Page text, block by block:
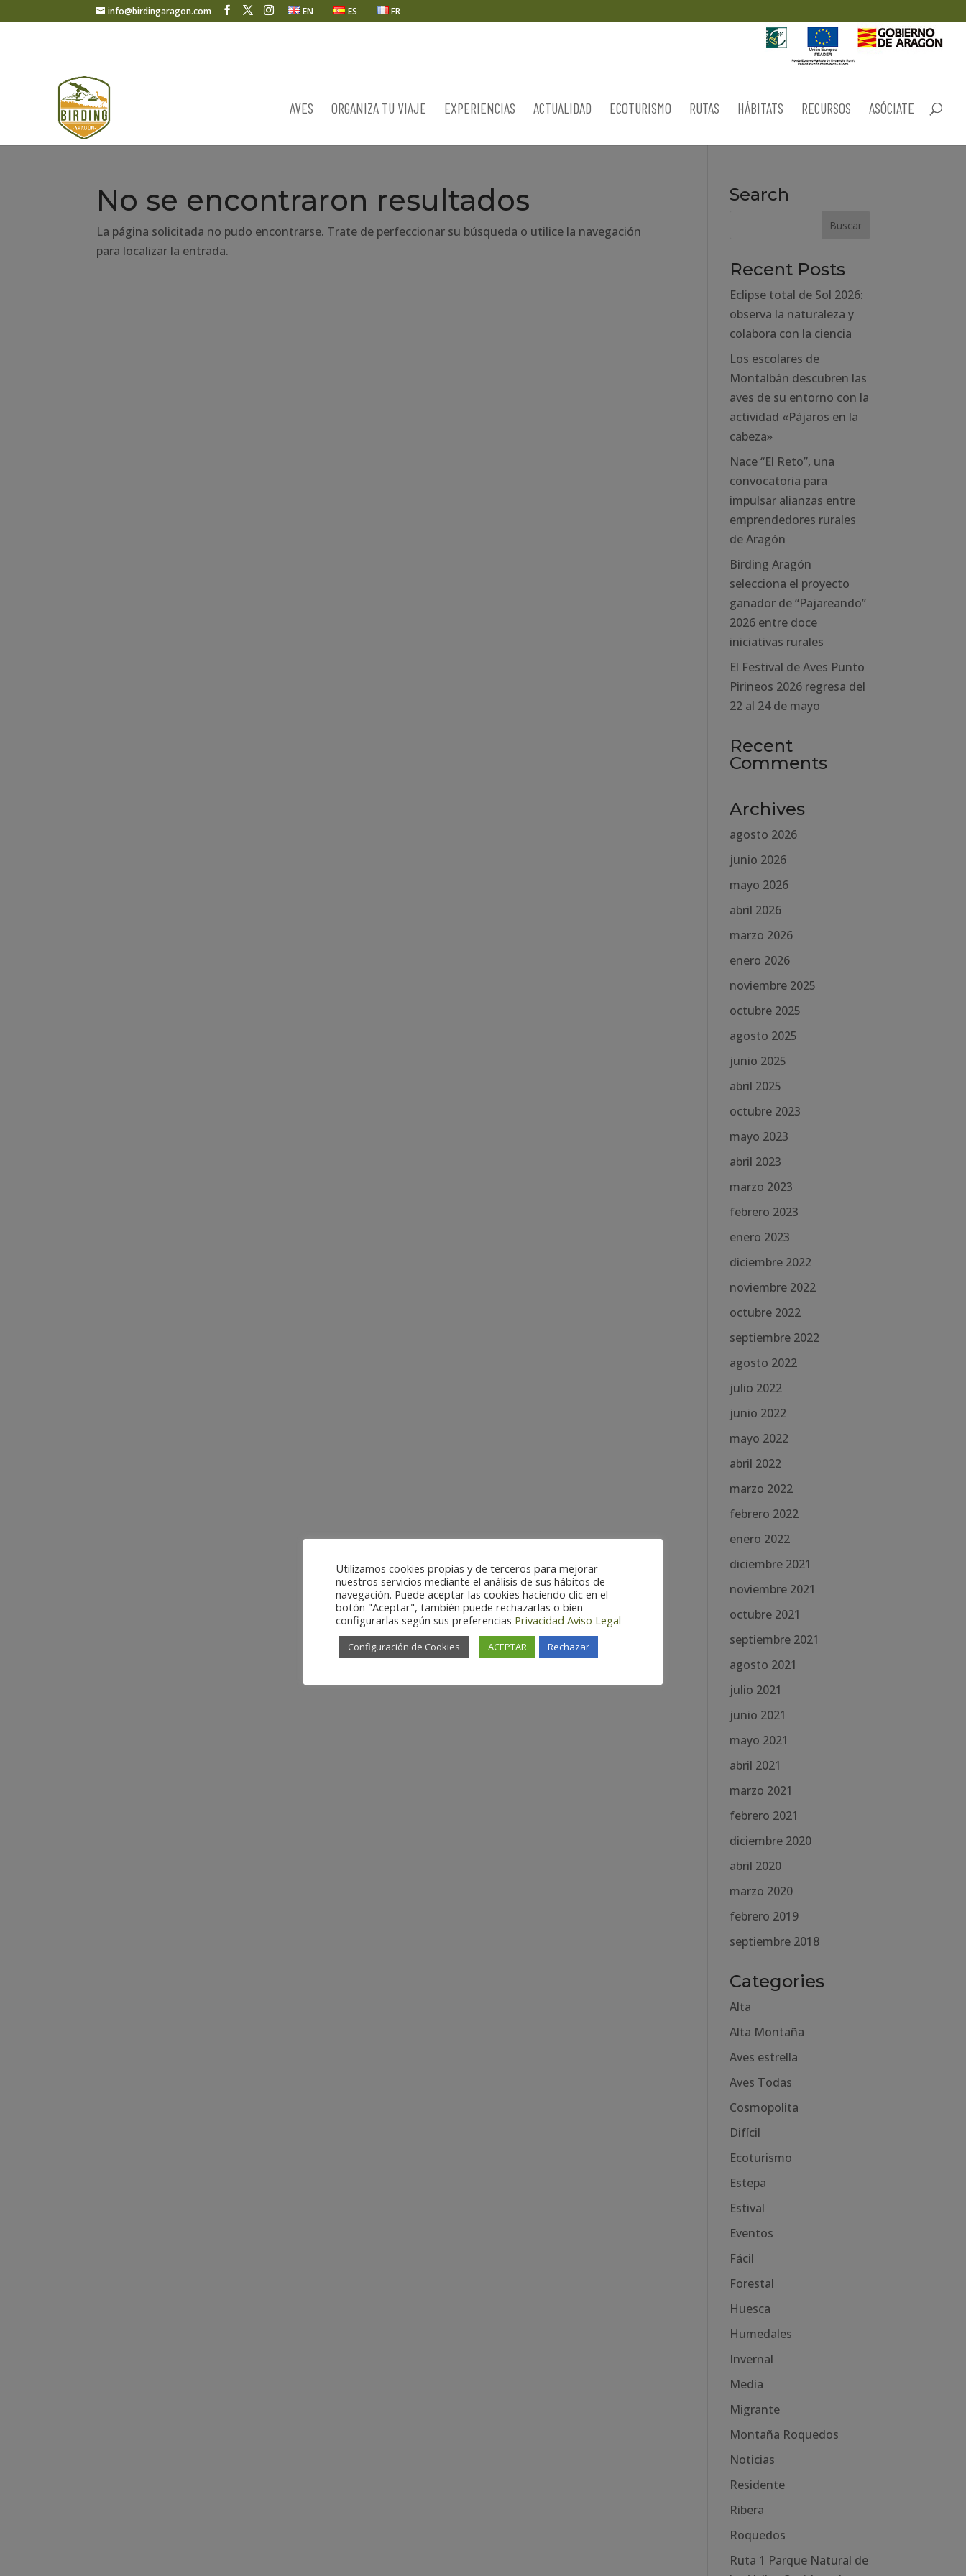
info@birdingaragon.com EN ES FR
AVES ORGANIZA TU VIAJE EXPERIENCIAS ACTUALIDAD ECOTURISMO RUTAS HÁBITATS RECURSOS ASÓCIATE
No se encontraron resultados
La página solicitada no pudo encontrarse. Trate de perfeccionar su búsqueda o utilice la navegación
para localizar la entrada.
Search
Recent Posts
Eclipse total de Sol 2026:
observa la naturaleza y
colabora con la ciencia
Los escolares de
Montalbán descubren las
aves de su entorno con la
actividad «Pájaros en la
cabeza»
Nace “El Reto”, una
convocatoria para
impulsar alianzas entre
emprendedores rurales
de Aragón
Birding Aragón
selecciona el proyecto
ganador de “Pajareando”
2026 entre doce
iniciativas rurales
El Festival de Aves Punto
Pirineos 2026 regresa del
22 al 24 de mayo
Recent
Comments
Archives
agosto 2026
junio 2026
mayo 2026
abril 2026
marzo 2026
enero 2026
noviembre 2025
octubre 2025
agosto 2025
junio 2025
abril 2025
octubre 2023
mayo 2023
abril 2023
marzo 2023
febrero 2023
enero 2023
diciembre 2022
noviembre 2022
octubre 2022
septiembre 2022
agosto 2022
julio 2022
junio 2022
mayo 2022
abril 2022
marzo 2022
febrero 2022
enero 2022
diciembre 2021
noviembre 2021
octubre 2021
septiembre 2021
agosto 2021
julio 2021
junio 2021
mayo 2021
abril 2021
marzo 2021
febrero 2021
diciembre 2020
abril 2020
marzo 2020
febrero 2019
septiembre 2018
Categories
Alta
Alta Montaña
Aves estrella
Aves Todas
Cosmopolita
Difícil
Ecoturismo
Estepa
Estival
Eventos
Fácil
Forestal
Huesca
Humedales
Invernal
Media
Migrante
Montaña Roquedos
Noticias
Residente
Ribera
Roquedos
Ruta 1 Parque Natural de
Utilizamos cookies propias y de terceros para mejorar
nuestros servicios mediante el análisis de sus hábitos de
navegación. Puede aceptar las cookies haciendo clic en el
botón "Aceptar", también puede rechazarlas o bien
configurarlas según sus preferencias Privacidad Aviso Legal
Configuración de Cookies ACEPTAR Rechazar